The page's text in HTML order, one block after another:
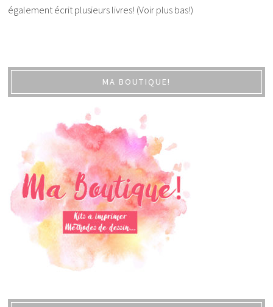
également écrit plusieurs livres! (Voir plus bas!)
MA BOUTIQUE!